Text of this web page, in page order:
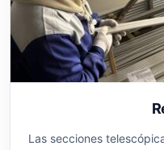
Las secciones